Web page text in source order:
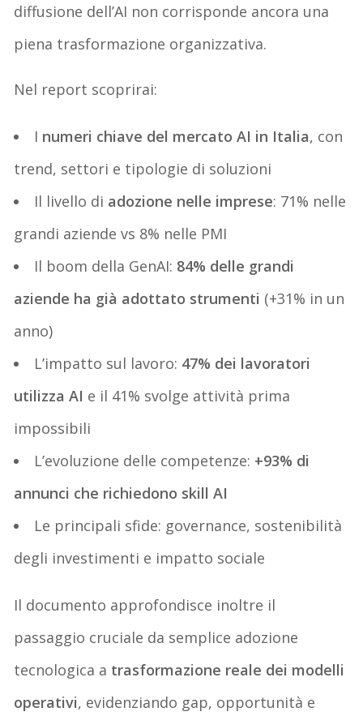
diffusione dell’AI non corrisponde ancora una
piena trasformazione organizzativa.
Nel report scoprirai:
I numeri chiave del mercato AI in Italia, con
trend, settori e tipologie di soluzioni
Il livello di adozione nelle imprese: 71% nelle
grandi aziende vs 8% nelle PMI
Il boom della GenAI: 84% delle grandi
aziende ha già adottato strumenti (+31% in un
anno)
L’impatto sul lavoro: 47% dei lavoratori
utilizza AI e il 41% svolge attività prima
impossibili
L’evoluzione delle competenze: +93% di
annunci che richiedono skill AI
Le principali sfide: governance, sostenibilità
degli investimenti e impatto sociale
Il documento approfondisce inoltre il
passaggio cruciale da semplice adozione
tecnologica a trasformazione reale dei modelli
operativi, evidenziando gap, opportunità e